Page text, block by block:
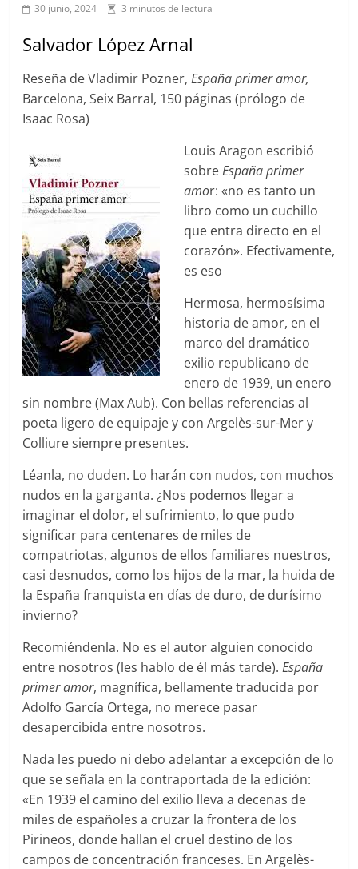
30 junio, 2024 3 minutos de lectura
Salvador López Arnal
Reseña de Vladimir Pozner,España primer amor,
Barcelona, Seix Barral, 150 páginas (prólogo de
Isaac Rosa)
Louis Aragon escribió
sobreEspaña primer
amor: «no es tanto un
libro como un cuchillo
que entra directo en el
corazón». Efectivamente,
es eso
Hermosa, hermosísima
historia de amor, en el
marco del dramático
exilio republicano de
enero de 1939, un enero
sin nombre (Max Aub). Con bellas referencias al
poeta ligero de equipaje y con Argelès-sur-Mer y
Colliure siempre presentes.
Léanla, no duden. Lo harán con nudos, con muchos
nudos en la garganta. ¿Nos podemos llegar a
imaginar el dolor, el sufrimiento, lo que pudo
significar para centenares de miles de
compatriotas, algunos de ellos familiares nuestros,
casi desnudos, como los hijos de la mar, la huida de
la España franquista en días de duro, de durísimo
invierno?
Recomiéndenla. No es el autor alguien conocido
entre nosotros (les hablo de él más tarde).España
primer amor, magnífica, bellamente traducida por
Adolfo García Ortega, no merece pasar
desapercibida entre nosotros.
Nada les puedo ni debo adelantar a excepción de lo
que se señala en la contraportada de la edición:
«En 1939 el camino del exilio lleva a decenas de
miles de españoles a cruzar la frontera de los
Pirineos, donde hallan el cruel destino de los
campos de concentración franceses. En Argelès-